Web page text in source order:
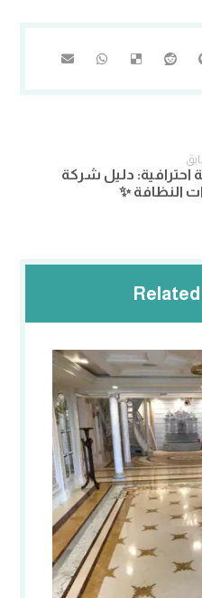
احترافية: دليل شركة
النظافة ✨